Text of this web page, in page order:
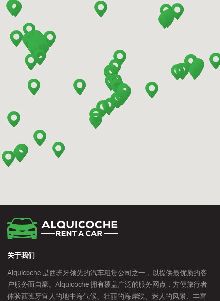
Barcelona - Mataro
Barcelona - Terrassa
Benidorm - Downtown
Bilbao - Barakaldo
Bilbao - Airport
Calpe - Downtown
Castelldefels - City
Castellon - Train Station
关于我们
Alquicoche 是西班牙领先的汽车租赁公司之一，以提供最优质的客
户服务而自豪。Alquicoche 拥有覆盖广泛的服务网点，方便旅行者
体验西班牙宜人的地中海气候、壮丽的海岸线、迷人的风景、丰富